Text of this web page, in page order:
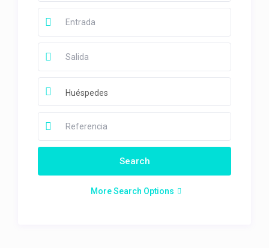
Huéspedes
More Search Options